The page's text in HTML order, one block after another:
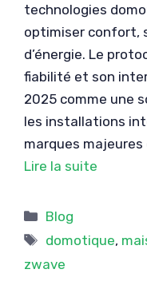
technologies
optimiser confort,
d’énergie. Le
fiabilité et son
2025 comme une
les installations
marques majeures
Lire la suite
Catégories
Blog
Étiquettes
domotique,
zwave